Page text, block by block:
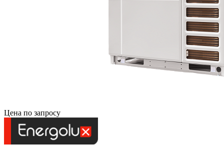
Цена по запросу